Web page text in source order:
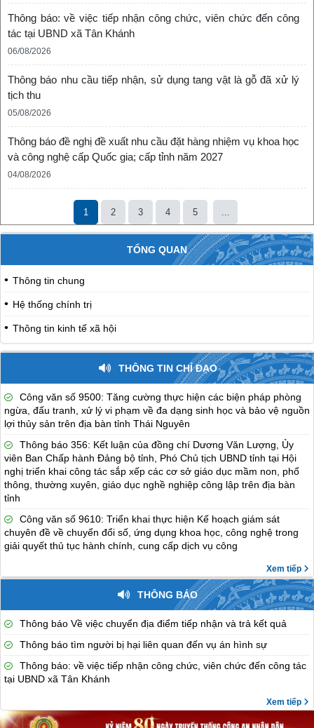
Thông báo: về việc tiếp nhận công chức, viên chức đến công
tác tại UBND xã Tân Khánh
06/08/2026
Thông báo nhu cầu tiếp nhận, sử dụng tang vật là gỗ đã xử lý
tịch thu
05/08/2026
Thông báo đề nghị đề xuất nhu cầu đặt hàng nhiệm vụ khoa học
và công nghệ cấp Quốc gia; cấp tỉnh năm 2027
04/08/2026
1 2 3 4 5 ...
TỔNG QUAN
Thông tin chung
Hệ thống chính trị
Thông tin kinh tế xã hội
THÔNG TIN CHỈ ĐẠO
Công văn số 9500: Tăng cường thực hiện các biện pháp phòng
ngừa, đấu tranh, xử lý vi phạm về đa dạng sinh học và bảo vệ nguồn
lợi thủy sản trên địa bàn tỉnh Thái Nguyên
Thông báo 356: Kết luận của đồng chí Dương Văn Lượng, Ủy
viên Ban Chấp hành Đảng bộ tỉnh, Phó Chủ tịch UBND tỉnh tại Hội
nghị triển khai công tác sắp xếp các cơ sở giáo dục mầm non, phổ
thông, thường xuyên, giáo dục nghề nghiệp công lập trên địa bàn
tỉnh
Công văn số 9610: Triển khai thực hiện Kế hoạch giám sát
chuyên đề về chuyển đổi số, ứng dụng khoa học, công nghệ trong
giải quyết thủ tục hành chính, cung cấp dịch vụ công
Xem tiếp
THÔNG BÁO
Thông báo Về việc chuyển địa điểm tiếp nhận và trả kết quả
Thông báo tìm người bị hại liên quan đến vụ án hình sự
Thông báo: về việc tiếp nhận công chức, viên chức đến công tác
tại UBND xã Tân Khánh
Xem tiếp